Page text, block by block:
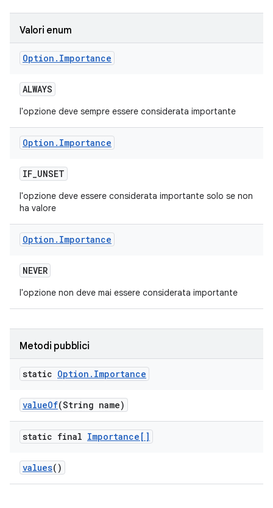
Valori enum
Option . Importance
ALWAYS
l'opzione deve sempre essere considerata importante
Option . Importance
IF_UNSET
l'opzione deve essere considerata importante solo se non
ha valore
Option . Importance
NEVER
l'opzione non deve mai essere considerata importante
Metodi pubblici
static Option . Importance
valueOf(String name)
static final Importance[]
values()